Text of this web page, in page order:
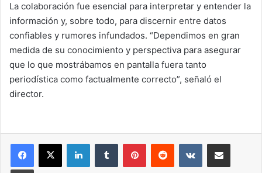
La colaboración fue esencial para interpretar y entender la
información y, sobre todo, para discernir entre datos
confiables y rumores infundados. “Dependimos en gran
medida de su conocimiento y perspectiva para asegurar
que lo que mostrábamos en pantalla fuera tanto
periodística como factualmente correcto”, señaló el
director.